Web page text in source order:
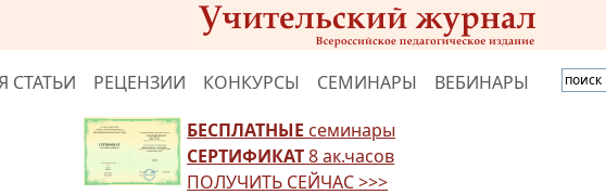
СТАТЬИ РЕЦЕНЗИИ КОНКУРСЫ СЕМИНАРЫ ВЕБИНАРЫ
БЕСПЛАТНЫЕ семинары
СЕРТИФИКАТ8 ак.часов
ПОЛУЧИТЬ СЕЙЧАС >>>